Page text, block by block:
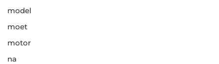
model
moet
motor
na